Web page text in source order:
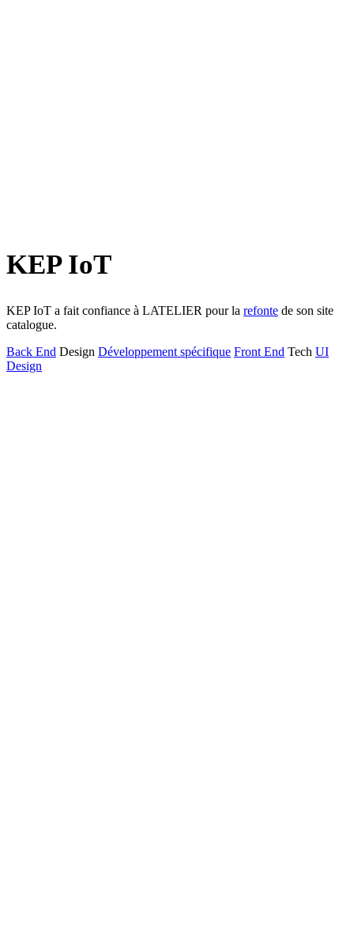
KEP IoT
KEP IoT a fait confiance à LATELIER pour la refonte de son site
catalogue.
Back End Design Développement spécifique Front End Tech UI
Design